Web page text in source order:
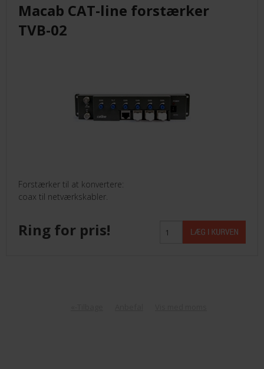
Macab CAT-line forstærker
TVB-02
Forstærker til at konvertere:
coax til netværkskabler.
Ring for pris!